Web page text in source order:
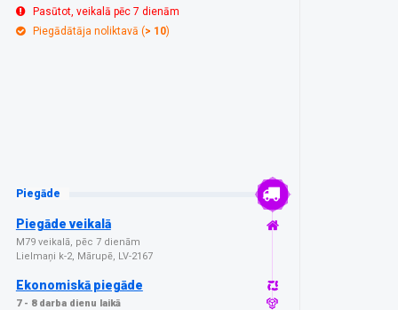
Pasūtot, veikalā pēc 7 dienām
Piegādātāja noliktavā (> 10)
Piegāde
Piegāde veikalā
M79 veikalā, pēc 7 dienām
Lielmaņi k-2, Mārupē, LV-2167
Ekonomiskā piegāde
7 - 8 darba dienu laikā